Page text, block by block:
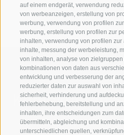
auf einem endgerät, verwendung
von werbeanzeigen, erstellung von
werbung, verwendung von profilen
werbung, erstellung von profilen zur
inhalten, verwendung von profilen
inhalte, messung der werbeleistung,
von inhalten, analyse von
kombinationen von daten aus
entwicklung und verbesserung der
reduzierter daten zur auswahl von
sicherheit, verhinderung und
fehlerbehebung, bereitstellung und
inhalten, ihre entscheidungen zum
übermitteln, abgleichung und
unterschiedlichen quellen,
Kontaktieren
IDM Südtirol - Alto Adige